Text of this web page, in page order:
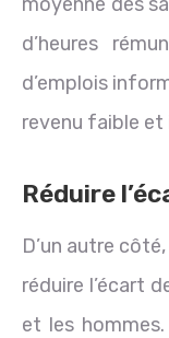
d’heures
d’emplois
revenu faible et
Réduire
D’un autre
réduire l’écart
et les